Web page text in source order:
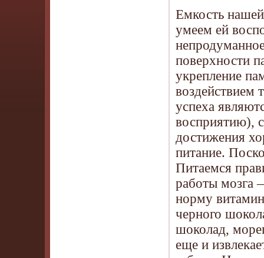
Емкость
умеем ей
поверхности
укрепление
успеха
восприятию),
достижения
питание.
Питаемся
работы мозга
норму
черного
шоколад,
еще и